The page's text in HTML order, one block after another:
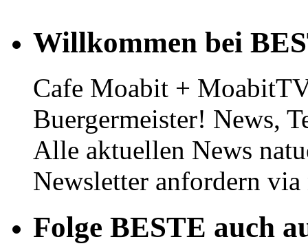
Willkommen bei
Cafe Moabit +
Buergermeister! News,
Alle aktuellen News
Newsletter anfordern
Folge BESTE auch